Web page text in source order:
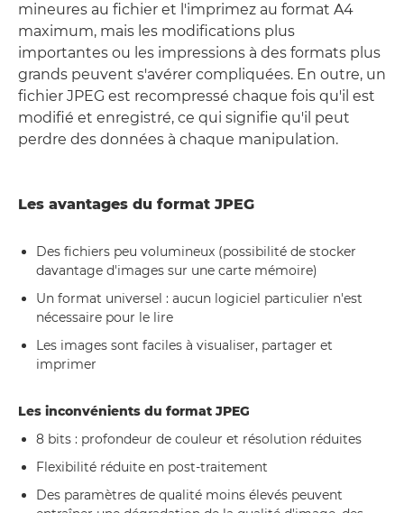
mineures au fichier et l'imprimez au format A4
maximum, mais les modifications plus
importantes ou les impressions à des formats plus
grands peuvent s'avérer compliquées. En outre, un
fichier JPEG est recompressé chaque fois qu'il est
modifié et enregistré, ce qui signifie qu'il peut
perdre des données à chaque manipulation.
Les avantages du format JPEG
Des fichiers peu volumineux (possibilité de stocker
davantage d'images sur une carte mémoire)
Un format universel : aucun logiciel particulier n'est
nécessaire pour le lire
Les images sont faciles à visualiser, partager et
imprimer
Les inconvénients du format JPEG
8 bits : profondeur de couleur et résolution réduites
Flexibilité réduite en post-traitement
Des paramètres de qualité moins élevés peuvent